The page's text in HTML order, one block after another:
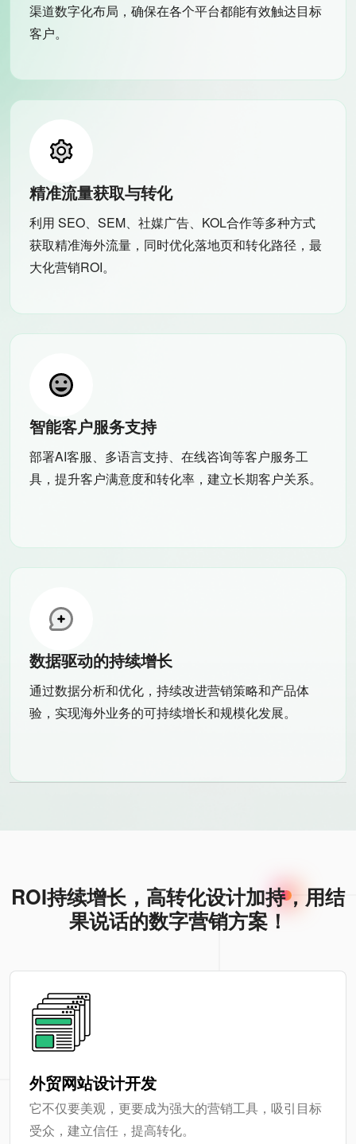
渠道数字化布局，确保在各个平台都能有效触达目标
客户。
精准流量获取与转化
利用 SEO、SEM、社媒广告、KOL合作等多种方式
获取精准海外流量，同时优化落地页和转化路径，最
大化营销ROI。
智能客户服务支持
部署AI客服、多语言支持、在线咨询等客户服务工
具，提升客户满意度和转化率，建立长期客户关系。
数据驱动的持续增长
通过数据分析和优化，持续改进营销策略和产品体
验，实现海外业务的可持续增长和规模化发展。
ROI持续增长，高转化设计加持，用结
果说话的数字营销方案！
外贸网站设计开发
它不仅要美观，更要成为强大的营销工具，吸引目标
受众，建立信任，提高转化。